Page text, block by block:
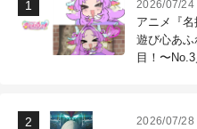
2026/07/24
アニメ『
遊び心あ
目！〜
2026/07/28